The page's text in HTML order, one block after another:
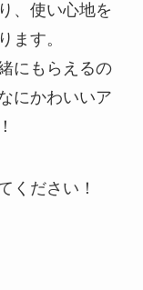
、使い心地を
ます。
にもらえるの
にかわいいア
ください！